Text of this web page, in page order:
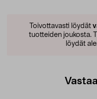
Toivottavasti löydät
tuotteiden joukosta.
löydät